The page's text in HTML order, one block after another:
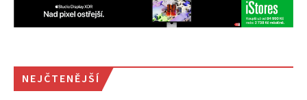
NEJČTENĚJŠÍ